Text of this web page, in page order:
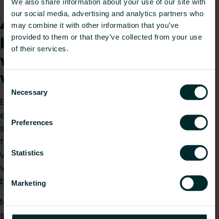
our social media, advertising and analytics partners who
may combine it with other information that you’ve
provided to them or that they’ve collected from your use
of their services.
Consent
Selection
Necessary
Preferences
Statistics
Marketing
4) Hur mycket större
behöver
värmepumpsradiatorer
vara?
En allmän riktlinje som emellanåt tillämpas är att
en värmepumpsradiator måste vara 2,5 gånger
större än en traditionell radiator. Vi avråder dock
från att använda en sådan riktlinje eftersom ett
värmesystem, inklusive värmekällan och
värmeavgivarna, måste skräddarsys för den
byggnad det installeras i och dess användning.
Naturligtvis måste radiatorerna vara tillräckligt
stora för att ge tillräcklig värmeeffekt. Ändå är